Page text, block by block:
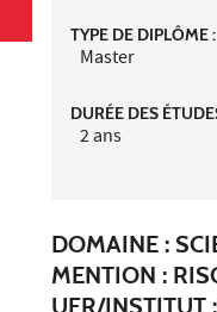
TYPE DE DIPLÔME :
Master
DURÉE DES
2 ans
DOMAINE :
MENTION :
UFR/INSTITUT :